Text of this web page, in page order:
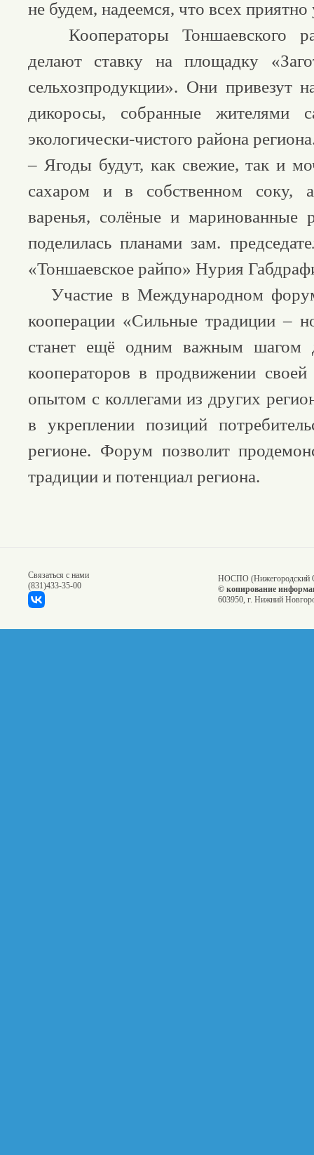
не будем, надеемся, что всех
Кооператоры Тоншаевского
делают ставку на площадку
сельхозпродукции». Они привезут
дикоросы, собранные жителями
экологически-чистого района
– Ягоды будут, как свежие, так и
сахаром и в собственном соку,
варенья, солёные и
поделилась планами зам.
«Тоншаевское райпо» Нурия
Участие в Международном
кооперации «Сильные традиции –
станет ещё одним важным шагом
кооператоров в продвижении
опытом с коллегами из других
в укреплении позиций
регионе. Форум позволит
традиции и потенциал региона.
Связаться с нами
(831)433-35-00
НОСПО (Нижегородский
© копирование
603950, г. Нижний